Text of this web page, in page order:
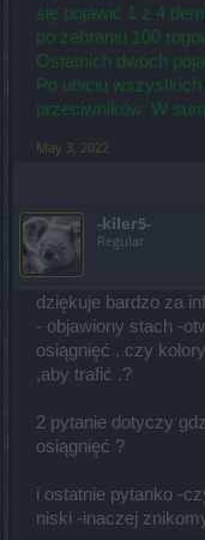
się pojawić 1 z 4
po zebraniu 100
Ostatnich dwóch
Po ubiciu
przeciwników. W
May 3, 2022
-kiler5-
Regular
dziękuje bardzo za
- objawiony stach -
osiągnięć , czy
,aby trafić .?
2 pytanie dotyczy
osiągnięć ?
i ostatnie pytanko -
niski -inaczej